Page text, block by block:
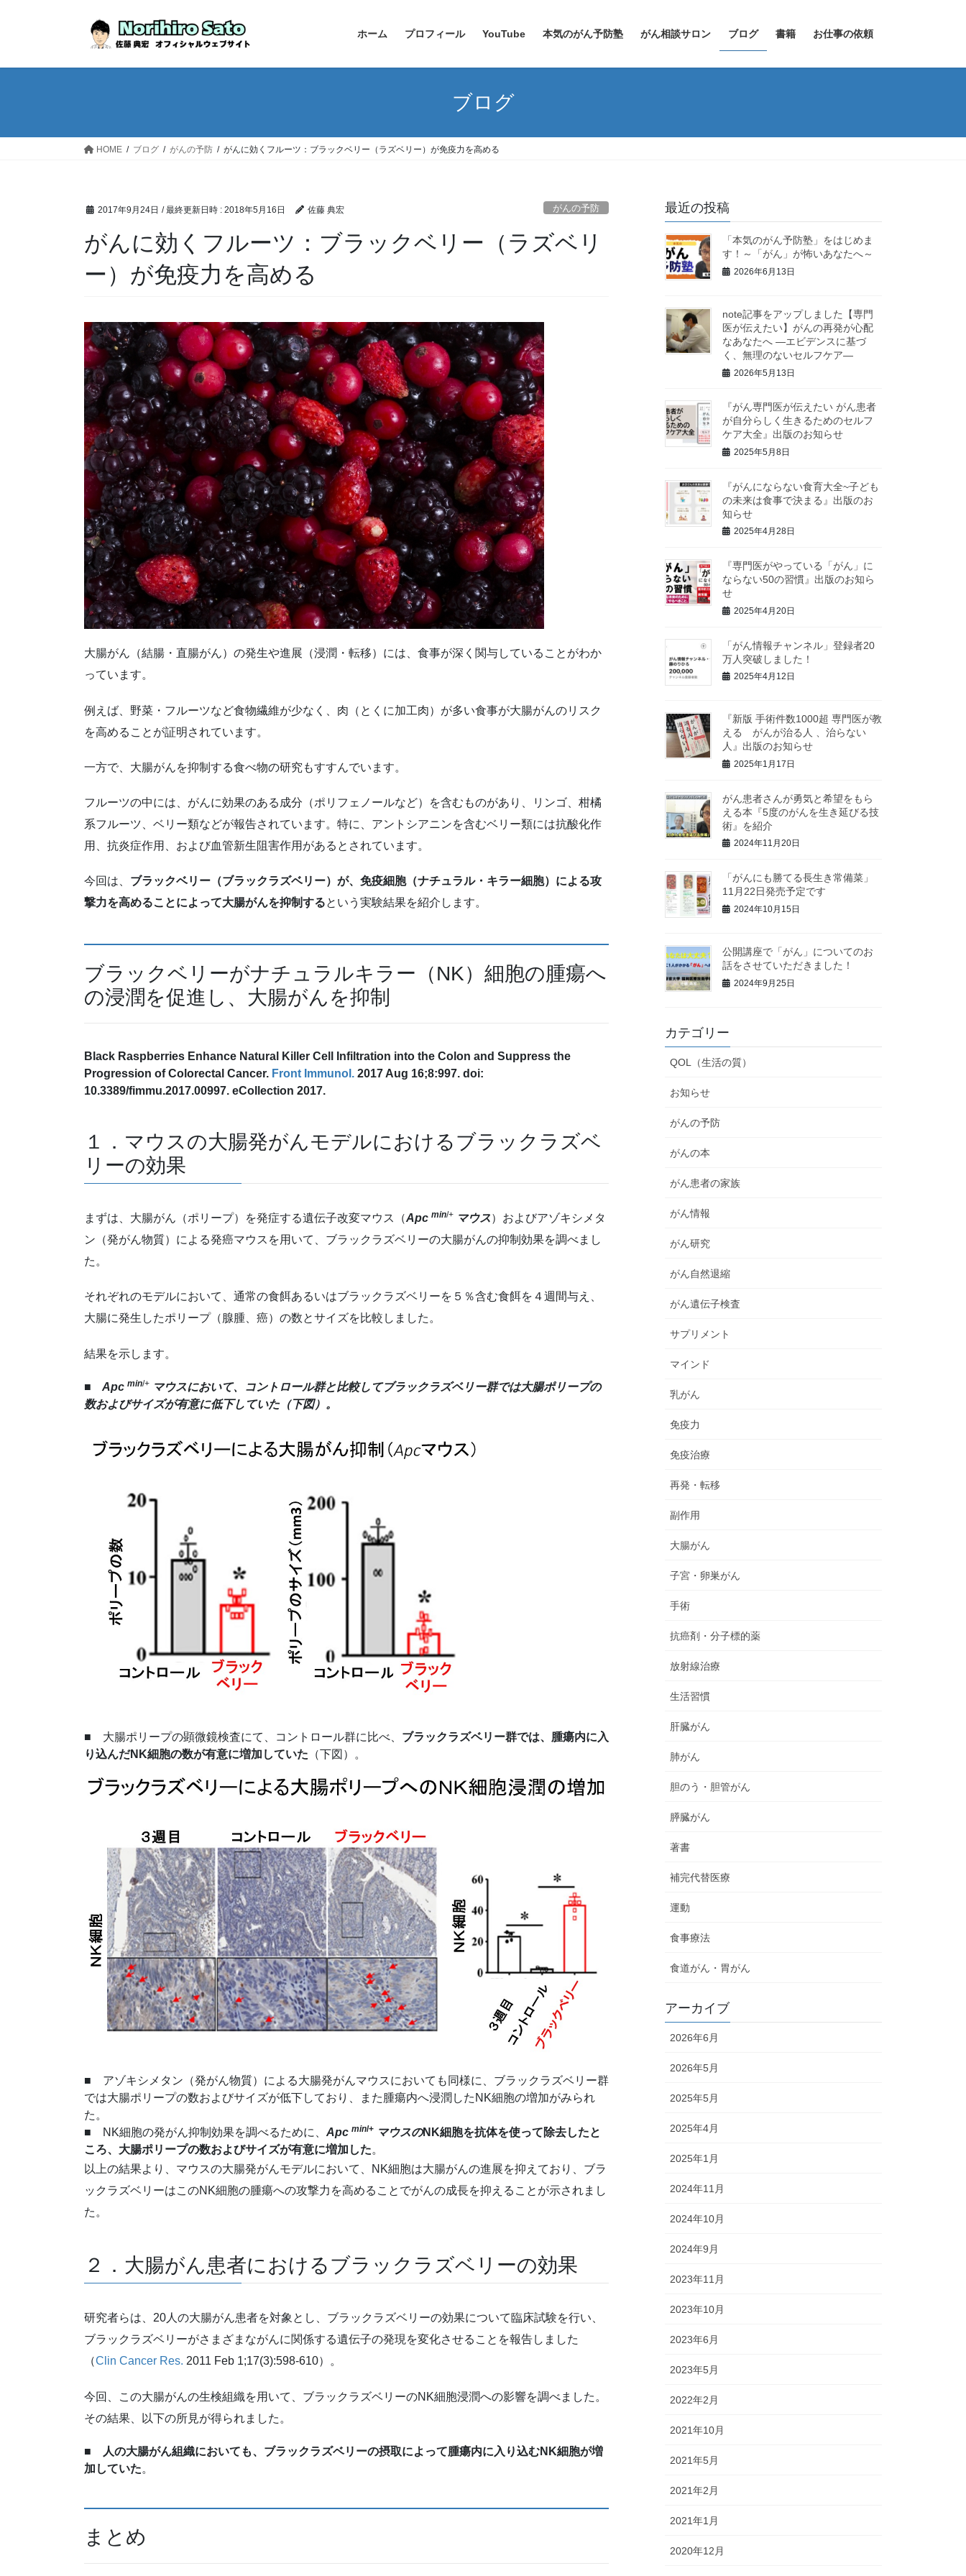
ホーム プロフィール YouTube 本気のがん予防塾 がん相談サロン ブログ 書籍 お仕事の依頼
ブログ
HOME ブログ がんの予防 がんに効くフルーツ：ブラックベリー（ラズベリー）が免疫力を高める
2017年9月24日 / 最終更新日時 : 2018年5月16日 佐藤 典宏 がんの予防
がんに効くフルーツ：ブラックベリー（ラズベリ
ー）が免疫力を高める
大腸がん（結腸・直腸がん）の発生や進展（浸潤・転移）には、食事が深く関与していることがわか
っています。
例えば、野菜・フルーツなど食物繊維が少なく、肉（とくに加工肉）が多い食事が大腸がんのリスク
を高めることが証明されています。
一方で、大腸がんを抑制する食べ物の研究もすすんでいます。
フルーツの中には、がんに効果のある成分（ポリフェノールなど）を含むものがあり、リンゴ、柑橘
系フルーツ、ベリー類などが報告されています。特に、アントシアニンを含むベリー類には抗酸化作
用、抗炎症作用、および血管新生阻害作用があるとされています。
今回は、 ブラックベリー（ブラックラズベリー）が、免疫細胞（ナチュラル・キラー細胞）による攻
撃力を高めることによって大腸がんを抑制するという実験結果を紹介します。
ブラックベリーがナチュラルキラー（NK）細胞の腫瘍へ
の浸潤を促進し、大腸がんを抑制
Black Raspberries Enhance Natural Killer Cell Infiltration into the Colon and Suppress the
Progression of Colorectal Cancer. Front Immunol. 2017 Aug 16;8:997. doi:
10.3389/fimmu.2017.00997. eCollection 2017.
１．マウスの大腸発がんモデルにおけるブラックラズベ
リーの効果
まずは、大腸がん（ポリープ）を発症する遺伝子改変マウス（Apc min/+ マウス）およびアゾキシメタ
ン（発がん物質）による発癌マウスを用いて、ブラックラズベリーの大腸がんの抑制効果を調べまし
た。
それぞれのモデルにおいて、通常の食餌あるいはブラックラズベリーを５％含む食餌を４週間与え、
大腸に発生したポリープ（腺腫、癌）の数とサイズを比較しました。
結果を示します。
■ Apc min/+ マウスにおいて、コントロール群と比較してブラックラズベリー群では大腸ポリープの
数およびサイズが有意に低下していた （下図）。
■ 大腸ポリープの顕微鏡検査にて、コントロール群に比べ、 ブラックラズベリー群では、腫瘍内に入
り込んだNK細胞の数が有意に増加していた （下図）。
■ アゾキシメタン（発がん物質）による大腸発がんマウスにおいても同様に、ブラックラズベリー群
では大腸ポリープの数およびサイズが低下しており、また腫瘍内へ浸潤したNK細胞の増加がみられ
た。
■ NK細胞の発がん抑制効果を調べるために、 Apc min/+ マウスのNK細胞を抗体を使って除去したと
ころ、大腸ポリープの数およびサイズが有意に増加した。
以上の結果より、マウスの大腸発がんモデルにおいて、NK細胞は大腸がんの進展を抑えており、ブラ
ックラズベリーはこのNK細胞の腫瘍への攻撃力を高めることでがんの成長を抑えることが示されまし
た。
２．大腸がん患者におけるブラックラズベリーの効果
研究者らは、20人の大腸がん患者を対象とし、ブラックラズベリーの効果について臨床試験を行い、
ブラックラズベリーがさまざまながんに関係する遺伝子の発現を変化させることを報告しました
（Clin Cancer Res. 2011 Feb 1;17(3):598-610）。
今回、この大腸がんの生検組織を用いて、ブラックラズベリーのNK細胞浸潤への影響を調べました。
その結果、以下の所見が得られました。
■
人の大腸がん組織においても、ブラックラズベリーの摂取によって腫瘍内に入り込むNK細胞が増
加していた。
まとめ
最近の投稿
「本気のがん予防塾」をはじめま
す！～「がん」が怖いあなたへ～
2026年6月13日
note記事をアップしました【専門
医が伝えたい】がんの再発が心配
なあなたへ ―エビデンスに基づ
く、無理のないセルフケア―
2026年5月13日
『がん専門医が伝えたい がん患者
が自分らしく生きるためのセルフ
ケア大全』出版のお知らせ
2025年5月8日
『がんにならない食育大全~子ども
の未来は食事で決まる』出版のお
知らせ
2025年4月28日
『専門医がやっている「がん」に
ならない50の習慣』出版のお知ら
せ
2025年4月20日
「がん情報チャンネル」登録者20
万人突破しました！
2025年4月12日
『新版 手術件数1000超 専門医が教
える がんが治る人 、治らない
人』出版のお知らせ
2025年1月17日
がん患者さんが勇気と希望をもら
える本『5度のがんを生き延びる技
術』を紹介
2024年11月20日
「がんにも勝てる長生き常備菜」
11月22日発売予定です
2024年10月15日
公開講座で「がん」についてのお
話をさせていただきました！
2024年9月25日
カテゴリー
QOL（生活の質）
お知らせ
がんの予防
がんの本
がん患者の家族
がん情報
がん研究
がん自然退縮
がん遺伝子検査
サプリメント
マインド
乳がん
免疫力
免疫治療
再発・転移
副作用
大腸がん
子宮・卵巣がん
手術
抗癌剤・分子標的薬
放射線治療
生活習慣
肝臓がん
肺がん
胆のう・胆管がん
膵臓がん
著書
補完代替医療
運動
食事療法
食道がん・胃がん
アーカイブ
2026年6月
2026年5月
2025年5月
2025年4月
2025年1月
2024年11月
2024年10月
2024年9月
2023年11月
2023年10月
2023年6月
2023年5月
2022年2月
2021年10月
2021年5月
2021年2月
2021年1月
2020年12月